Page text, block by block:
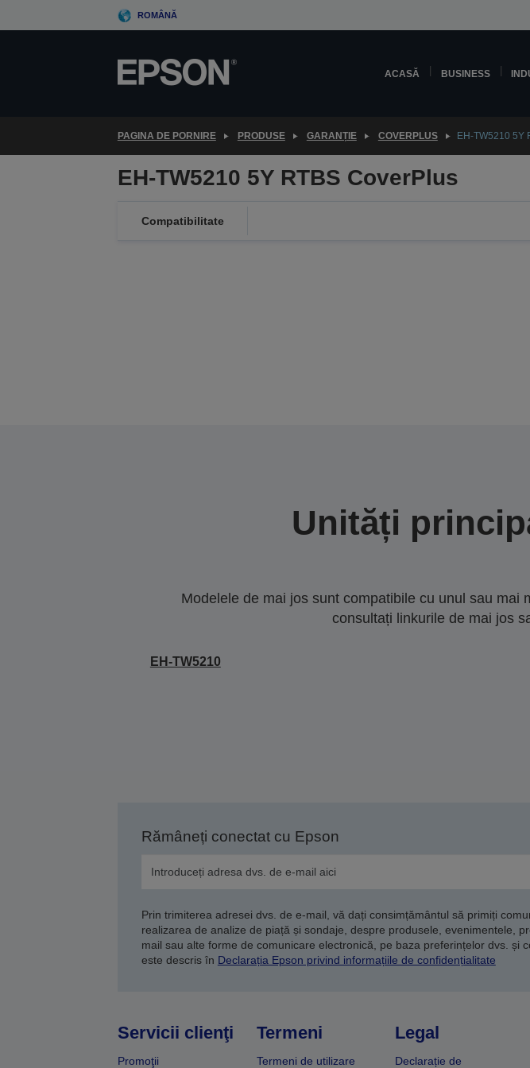
to
ROMÂNĂ
ACASĂ BUSINESS
PAGINA DE PORNIRE PRODUSE GARANȚIE COVERPLUS EH-TW5210 5Y
EH-TW5210 5Y RTBS CoverPlus
Compatibilitate
Unități
Modelele de mai jos sunt compatibile cu unul sau
consultați linkurile de mai jos
EH-TW5210
Rămâneți conectat cu Epson
Prin trimiterea adresei dvs. de e-mail, vă dați consimțământul să primiți
realizarea de analize de piață și sondaje, despre produsele, evenimentele,
mail sau alte forme de comunicare electronică, pe baza preferințelor dvs. și
este descris în Declarația Epson privind informațiile de confidențialitate
Servicii clienţi
Promoţii
Termeni
Termeni de utilizare
Legal
Declarație de